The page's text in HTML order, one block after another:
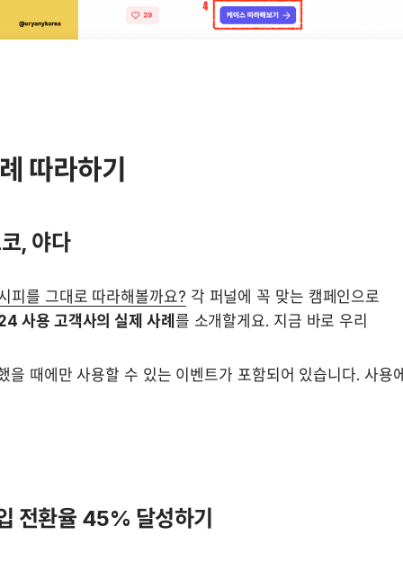
따라하기
, 야다
피를 그대로 따라해볼까요? 각 퍼널에 꼭 맞는 캠페인으로
사용 고객사의 실제 사례 를 소개할게요. 지금 바로 우리
때에만 사용할 수 있는 이벤트가 포함되어 있습니다. 사용에
전환율 45% 달성하기